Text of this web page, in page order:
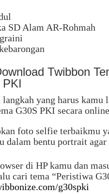
SD Alam AR-Rohmah
Twibbon
yang harus kamu
G30S PKI secara
foto selfie terbaikmu
dalam bentu portrait
di HP kamu dan
cari tema “Peristiwa
g30spki